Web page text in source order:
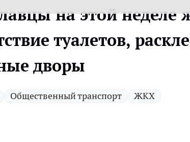
на этой неделе
туалетов,
дворы
Общественный транспорт ЖКХ